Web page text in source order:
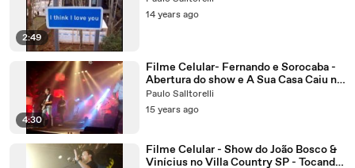
2:49
14 years ago
4:30
Filme Celular- Fernando e Sorocaba -
Abertura do show e A Sua Casa Caiu no
Villa Country-Paulo Salltorelli-Camila
Ahrens e Renata Capra
Paulo Salltorelli
15 years ago
Filme Celular - Show do João Bosco &
Vinícius no Villa Country SP - Tocando